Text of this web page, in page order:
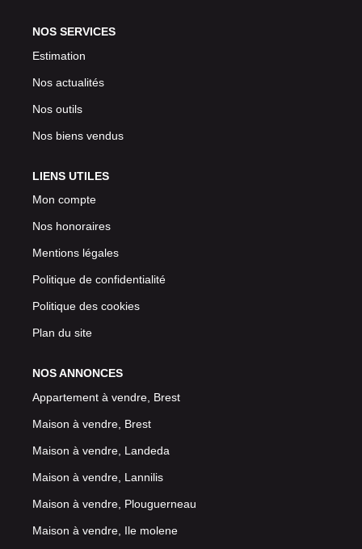
NOS SERVICES
Estimation
Nos actualités
Nos outils
Nos biens vendus
LIENS UTILES
Mon compte
Nos honoraires
Mentions légales
Politique de confidentialité
Politique des cookies
Plan du site
NOS ANNONCES
Appartement à vendre, Brest
Maison à vendre, Brest
Maison à vendre, Landeda
Maison à vendre, Lannilis
Maison à vendre, Plouguerneau
Maison à vendre, Ile molene